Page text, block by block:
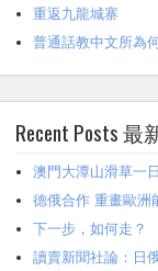
重返九龍城寨
普通話教中文所為
Recent Posts 最
澳門大潭山滑草一
德俄合作 重畫歐洲
下一步，如何走？
讀賣新聞社論：日